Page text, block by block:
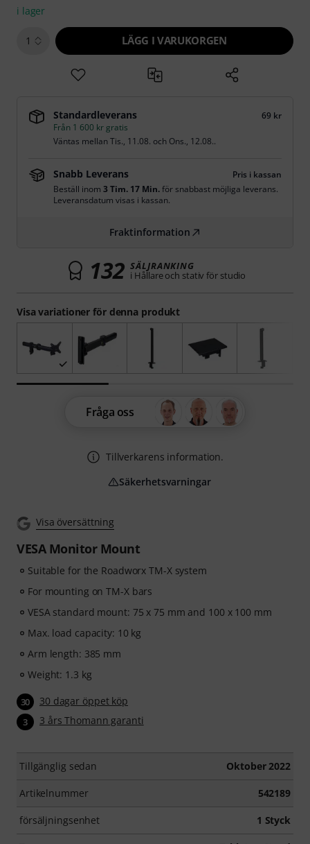
Visa översättning
VESA Monitor Mount
Suitable for the Roadworx TM-X system
For mounting on TM-X bars
VESA standard mount: 75 x 75 mm and 100 x 100 mm
Max. load capacity: 10 kg
Arm length: 385 mm
Weight: 1.3 kg
30 30 dagar öppet köp
3 3 års Thomann garanti
Tillgänglig sedan Oktober 2022
Artikelnummer 542189
försäljningsenhet 1 Styck
Visa variationer för denna produkt
i lager
1 LÄGG I VARUKORGEN
Standardleverans
69 kr
Från 1 600 kr gratis
Väntas mellanTis., 11.08. och Ons., 12.08..
Snabb Leverans
Pris i kassan
Beställ inom 3 Tim. 17 Min.för snabbast möjliga leverans.
Leveransdatum visas i kassan.
Fraktinformation
132 SÄLJRANKING
i Hållare och stativ för studio
Fråga oss
Tillverkarens information.
Säkerhetsvarningar